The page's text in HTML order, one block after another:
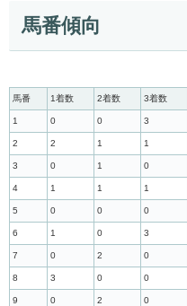
馬番傾向
馬番 1着数 2着数 3着数
1 0 0 3
2 2 1 1
3 0 1 0
4 1 1 1
5 0 0 0
6 1 0 3
7 0 2 0
8 3 0 0
9 0 2 0